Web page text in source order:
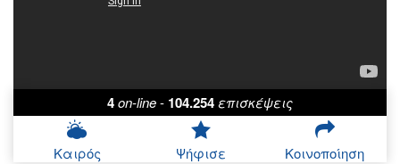
4on-line- 104.254επισκέψεις
Καιρός Ψήφισε Κοινοποίηση